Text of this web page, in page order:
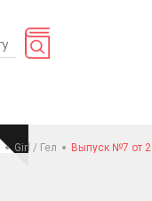
Girl / Гел Выпуск №7 от